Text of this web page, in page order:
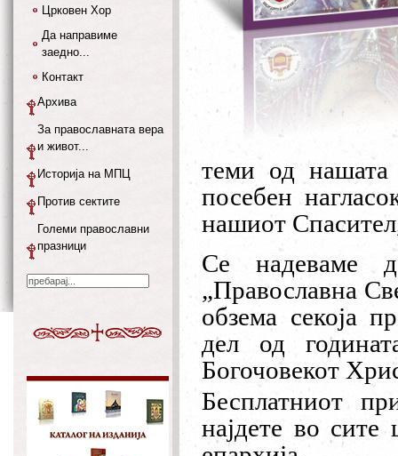
теми од нашата
посебен
нашиот
Се надеваме
„Православна
обзема секоја
дел од
Богочовекот
Бесплатниот
најдете во
Црковен Хор
Да направиме
заедно...
Контакт
Архива
За православната вера
и живот...
Историја на МПЦ
Против сектите
Големи православни
празници